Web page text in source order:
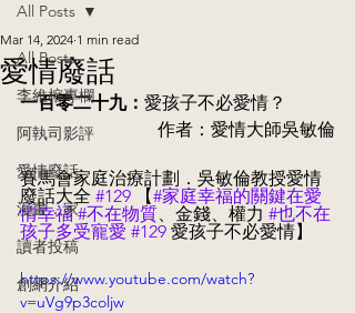
All Posts
李維榕專欄
阿執司影評
愛情廢話
漫畫．家
讀者投稿
創網介紹
All Posts
愛情廢話
Mar 14, 2024 1 min read
一百零二十九： 愛孩子不必愛情？
作者：愛情大師吳敏倫
賽馬會家庭治療計劃．吳敏倫教授愛情
廢話大全 #129 【#家庭幸福的關鍵在愛
情幸福 #不在物質、金錢、權力 #也不在
孩子多受寵愛 #129 愛孩子不必愛情】
https://www.youtube.com/watch?
v=uVg9p3coljw